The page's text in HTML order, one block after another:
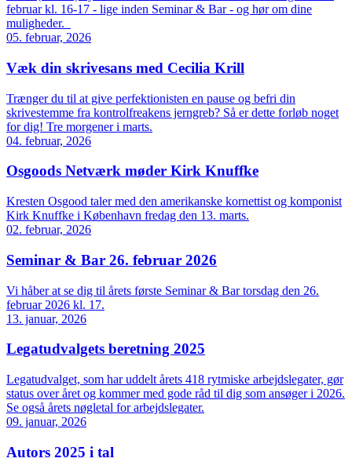
februar kl. 16-17 - lige inden Seminar & Bar - og hør om dine
muligheder.
05. februar, 2026
Væk din skrivesans med Cecilia Krill
Trænger du til at give perfektionisten en pause og befri din
skrivestemme fra kontrolfreakens jerngreb? Så er dette forløb noget
for dig! Tre morgener i marts.
04. februar, 2026
Osgoods Netværk møder Kirk Knuffke
Kresten Osgood taler med den amerikanske kornettist og komponist
Kirk Knuffke i København fredag den 13. marts.
02. februar, 2026
Seminar & Bar 26. februar 2026
Vi håber at se dig til årets første Seminar & Bar torsdag den 26.
februar 2026 kl. 17.
13. januar, 2026
Legatudvalgets beretning 2025
Legatudvalget, som har uddelt årets 418 rytmiske arbejdslegater, gør
status over året og kommer med gode råd til dig som ansøger i 2026.
Se også årets nøgletal for arbejdslegater.
09. januar, 2026
Autors 2025 i tal